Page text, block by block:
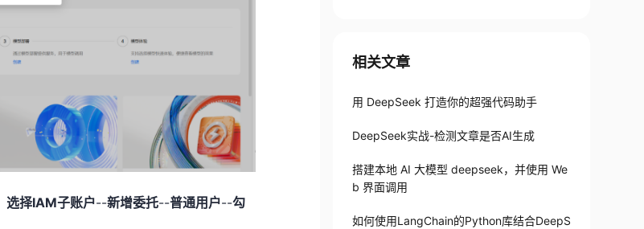
选择IAM子账户--新增委托--普通用户--勾
相关文章
用 DeepSeek 打造你的超强代码助手
DeepSeek实战-检测文章是否AI生成
搭建本地 AI 大模型 deepseek，并使用 We
b 界面调用
如何使用LangChain的Python库结合DeepS